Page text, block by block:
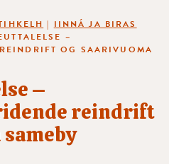
| IINNÁ JA BIRAS
–
OG SAARIVUOMA
–
reindrift